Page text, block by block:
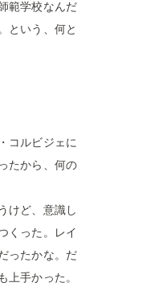
範学校なんだ
という、何と
コルビジェに
たから、何の
けど、意識し
くった。レイ
ったかな。だ
手かった。